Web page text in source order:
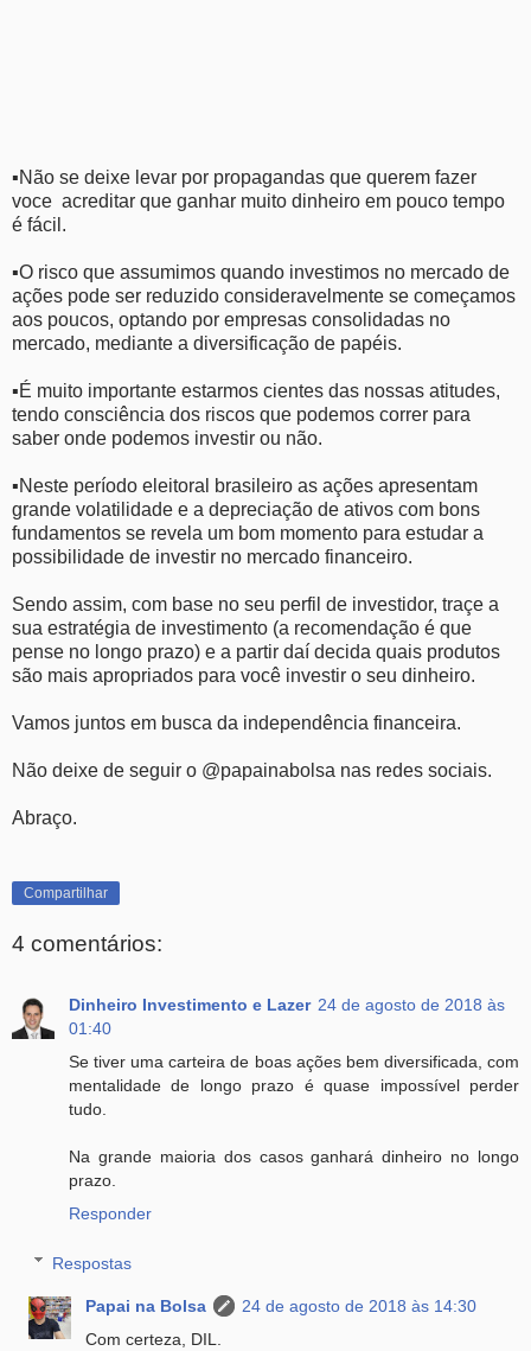
▪Não se deixe levar por propagandas que querem fazer
voce acreditar que ganhar muito dinheiro em pouco tempo
é fácil.
▪O risco que assumimos quando investimos no mercado de
ações pode ser reduzido consideravelmente se começamos
aos poucos, optando por empresas consolidadas no
mercado, mediante a diversificação de papéis.
▪É muito importante estarmos cientes das nossas atitudes,
tendo consciência dos riscos que podemos correr para
saber onde podemos investir ou não.
▪Neste período eleitoral brasileiro as ações apresentam
grande volatilidade e a depreciação de ativos com bons
fundamentos se revela um bom momento para estudar a
possibilidade de investir no mercado financeiro.
Sendo assim, com base no seu perfil de investidor, traçe a
sua estratégia de investimento (a recomendação é que
pense no longo prazo) e a partir daí decida quais produtos
são mais apropriados para você investir o seu dinheiro.
Vamos juntos em busca da independência financeira.
Não deixe de seguir o @papainabolsa nas redes sociais.
Abraço.
Compartilhar
4 comentários:
Dinheiro Investimento e Lazer 24 de agosto de 2018 às
01:40
Se tiver uma carteira de boas ações bem diversificada, com
mentalidade de longo prazo é quase impossível perder
tudo.
Na grande maioria dos casos ganhará dinheiro no longo
prazo.
Responder
Respostas
Papai na Bolsa
24 de agosto de 2018 às 14:30
Com certeza, DIL.